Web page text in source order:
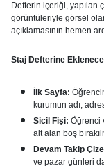
Defterin içeriği, yapılan
görüntüleriyle görsel
açıklamasının hemen
Staj Defterine
İlk Sayfa:
kurumun adı,
Sicil Fişi: Öğrenci
ait alan boş
Devam Takip
ve pazar günleri